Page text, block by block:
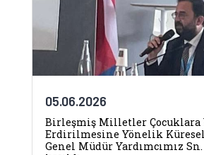
05.06.2026
Birleşmiş Milletler Çocuklara
Erdirilmesine Yönelik
Genel Müdür Yardımcımız